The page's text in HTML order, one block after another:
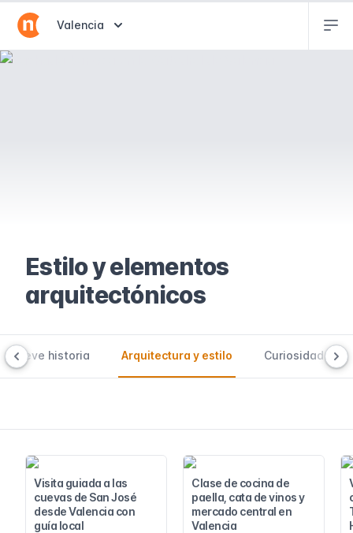
Abrir selector de destinos
Valencia
Estilo y elementos
arquitectónicos
Breve historia Arquitectura y estilo Curiosidades
Visita guiada a las
cuevas de San José
desde Valencia con
guía local
Clase de cocina de
paella, cata de vinos y
mercado central en
Valencia